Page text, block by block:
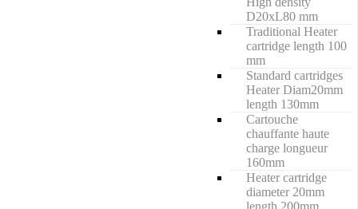
D20xL80 mm
Traditional Heater
cartridge length 100
mm
Standard cartridges
Heater Diam20mm
length 130mm
Cartouche
chauffante haute
charge longueur
160mm
Heater cartridge
diameter 20mm
length 200mm